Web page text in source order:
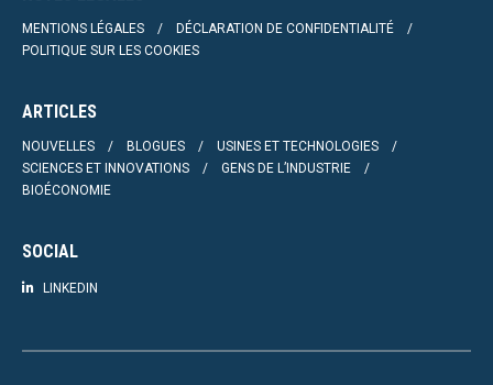
MENTIONS LÉGALES
DÉCLARATION DE CONFIDENTIALITÉ
POLITIQUE SUR LES COOKIES
ARTICLES
NOUVELLES BLOGUES
USINES ET TECHNOLOGIES
SCIENCES ET INNOVATIONS
GENS DE L’INDUSTRIE
BIOÉCONOMIE
SOCIAL
LINKEDIN